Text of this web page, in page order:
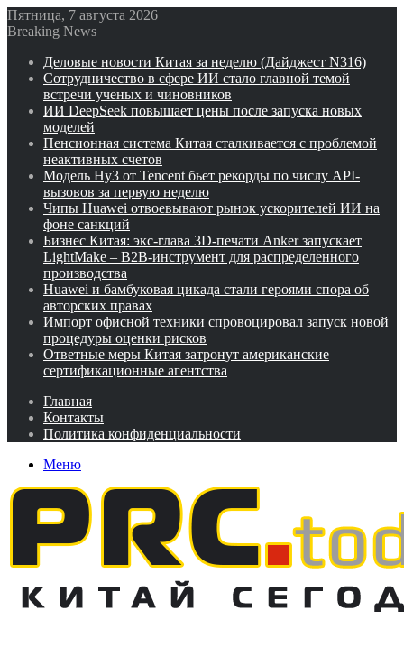
Пятница, 7 августа 2026
Breaking News
Деловые новости Китая за неделю (Дайджест N316)
Сотрудничество в сфере ИИ стало главной темой
встречи ученых и чиновников
ИИ DeepSeek повышает цены после запуска новых
моделей
Пенсионная система Китая сталкивается с проблемой
неактивных счетов
Модель Hy3 от Tencent бьет рекорды по числу API-
вызовов за первую неделю
Чипы Huawei отвоевывают рынок ускорителей ИИ на
фоне санкций
Бизнес Китая: экс-глава 3D-печати Anker запускает
LightMake – B2B-инструмент для распределенного
производства
Huawei и бамбуковая цикада стали героями спора об
авторских правах
Импорт офисной техники спровоцировал запуск новой
процедуры оценки рисков
Ответные меры Китая затронут американские
сертификационные агентства
Главная
Контакты
Политика конфиденциальности
Меню